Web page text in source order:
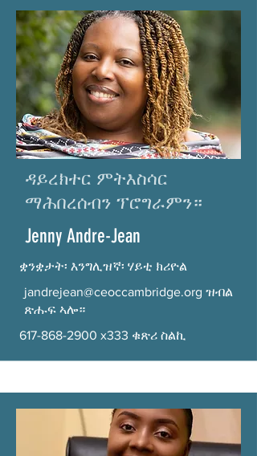
ዳይረክተር ምትእስሳር
ማሕበረሰብን ፕሮግራምን።
Jenny Andre-Jean
ቋንቋታት፡ እንግሊዝኛ፡ ሃይቲ ክሪዮል
jandrejean@ceoccambridge.org ዝብል
ጽሑፍ ኣሎ።
617-868-2900 x333 ቁጽሪ ስልኪ